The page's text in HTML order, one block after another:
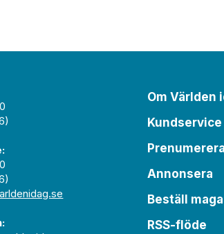
Om Världen
Kundservice
Annonsera
Beställ
RSS-flöde